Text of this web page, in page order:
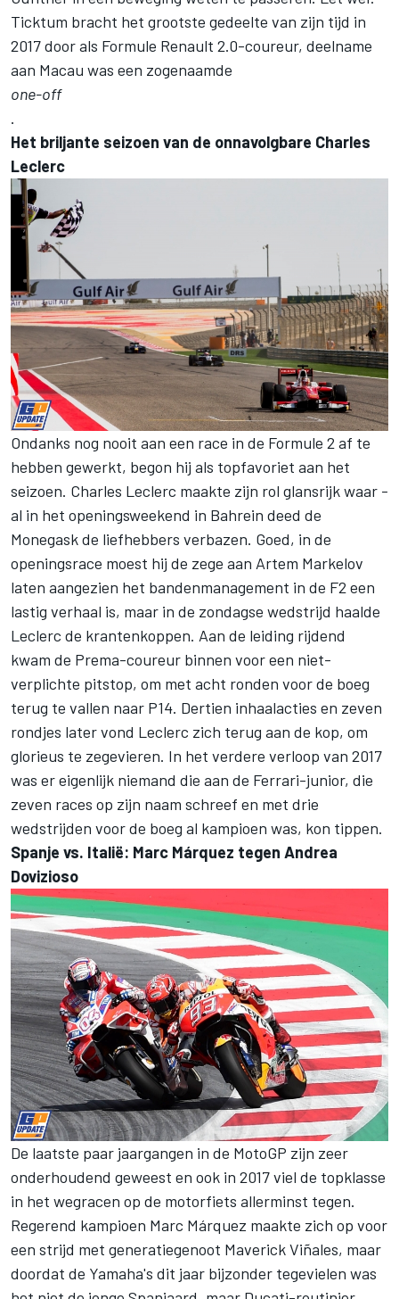
Ticktum bracht het grootste gedeelte van zijn tijd in
2017 door als Formule Renault 2.0-coureur, deelname
aan Macau was een zogenaamde
one-off
.
Het briljante seizoen van de onnavolgbare Charles
Leclerc
Ondanks nog nooit aan een race in de Formule 2 af te
hebben gewerkt, begon hij als topfavoriet aan het
seizoen. Charles Leclerc maakte zijn rol glansrijk waar -
al in het openingsweekend in Bahrein deed de
Monegask de liefhebbers verbazen. Goed, in de
openingsrace moest hij de zege aan Artem Markelov
laten aangezien het bandenmanagement in de F2 een
lastig verhaal is, maar in de zondagse wedstrijd haalde
Leclerc de krantenkoppen. Aan de leiding rijdend
kwam de Prema-coureur binnen voor een niet-
verplichte pitstop, om met acht ronden voor de boeg
terug te vallen naar P14. Dertien inhaalacties en zeven
rondjes later vond Leclerc zich terug aan de kop, om
glorieus te zegevieren. In het verdere verloop van 2017
was er eigenlijk niemand die aan de Ferrari-junior, die
zeven races op zijn naam schreef en met drie
wedstrijden voor de boeg al kampioen was, kon tippen.
Spanje vs. Italië: Marc Márquez tegen Andrea
Dovizioso
De laatste paar jaargangen in de MotoGP zijn zeer
onderhoudend geweest en ook in 2017 viel de topklasse
in het wegracen op de motorfiets allerminst tegen.
Regerend kampioen Marc Márquez maakte zich op voor
een strijd met generatiegenoot Maverick Viñales, maar
doordat de Yamaha's dit jaar bijzonder tegevielen was